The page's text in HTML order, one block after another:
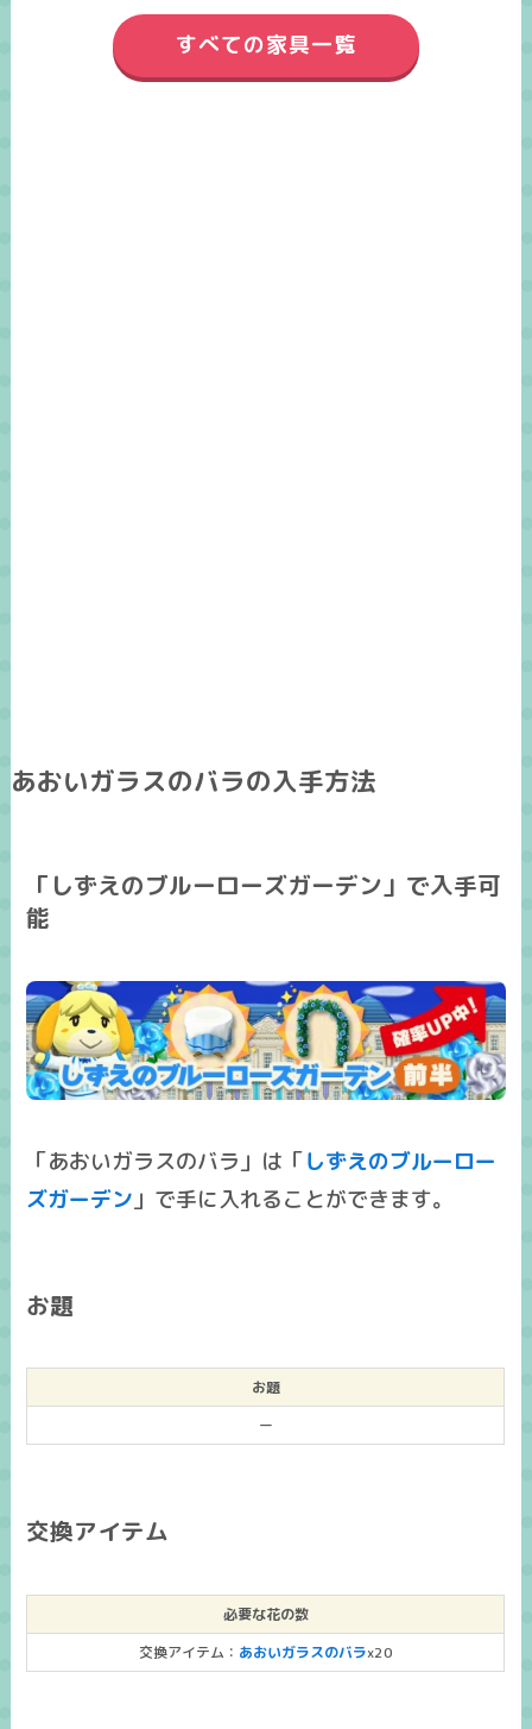
すべての家具一覧
あおいガラスのバラの入手方法
「しずえのブルーローズガーデン」で入手可
能
「あおいガラスのバラ」は「しずえのブルーロー
ズガーデン 」で手に入れることができます。
お題
お題
ー
交換アイテム
必要な花の数
交換アイテム： あおいガラスのバラx20